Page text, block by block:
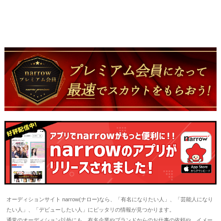
オーディションサイト narrow(ナロー)なら、「有名になりたい人」、「芸能人になり
たい人」、「デビューしたい人」にピッタリの情報が見つかります。